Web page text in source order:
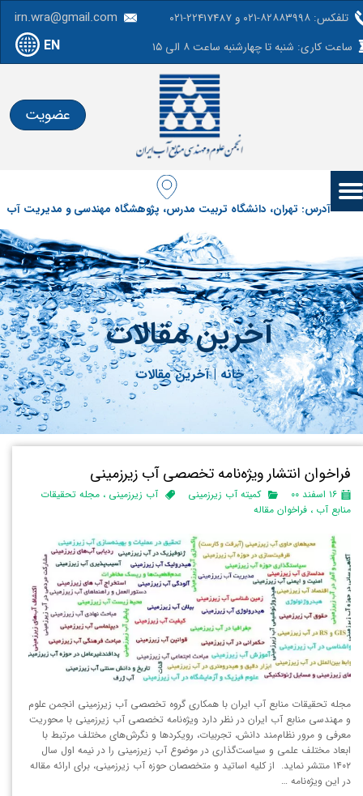
irn.wra@gmail.com
تلفکس: ۸۲۸۸۳۹۹۸-۰۲۱ و 22417487-۰۲۱
ساعت کاری: شنبه تا چهارشنبه ساعت ۸ الی ۱۵
EN
عضویت
آدرس: تهران، دانشگاه تربیت مدرس، پژوهشگاه مهندسی و مدیریت آب
آخرین مقالات
خانه|آخرین مقالات
فراخوان انتشار ویژه‌نامه تخصصی آب زیرزمینی
۱۶ اسفند ۰۰ کمیته آب زیرزمینی آب زیرزمینی ، مجله تحقیقات
منابع آب ، فراخوان مقاله
مجله تحقیقات منابع آب ایران با همکاری گروه تخصصی آب زیرزمینی انجمن علوم
و مهندسی منابع آب ایران در نظر دارد ویژه‌نامه تخصصی آب زیرزمینی با محوریت
معرفی و مرور نظام‌مند دانش، تجربیات، رویکردها و نگرش‌های مختلف مرتبط با
ابعاد مختلف علمی و سیاست‌گذاری در موضوع آب زیرزمینی را در نیمه اول سال
۱۴۰۲ منتشر نماید. از کلیه اساتید و متخصصان حوزه آب زیرزمینی، برای ارائه مقاله
در این ویژه‌نامه …